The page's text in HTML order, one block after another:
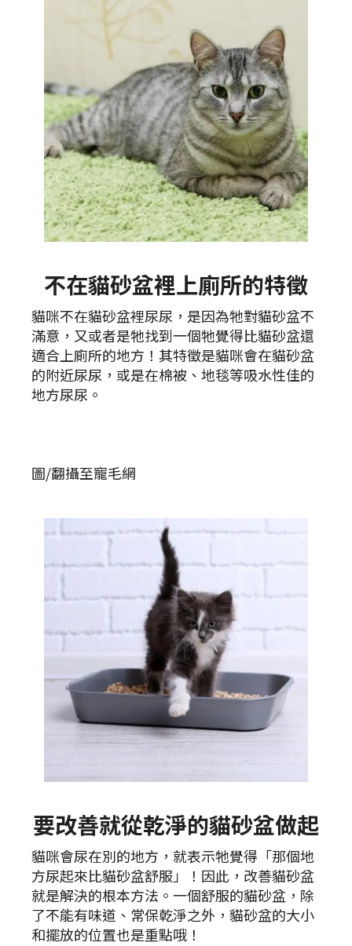
不在貓砂盆裡上廁所的特徵
貓咪不在貓砂盆裡尿尿，是因為牠對貓砂盆不
滿意，又或者是牠找到一個牠覺得比貓砂盆還
適合上廁所的地方！其特徵是貓咪會在貓砂盆
的附近尿尿，或是在棉被、地毯等吸水性佳的
地方尿尿。
圖/翻攝至寵毛網
要改善就從乾淨的貓砂盆做起
貓咪會尿在別的地方，就表示牠覺得「那個地
方尿起來比貓砂盆舒服」！因此，改善貓砂盆
就是解決的根本方法。一個舒服的貓砂盆，除
了不能有味道、常保乾淨之外，貓砂盆的大小
和擺放的位置也是重點哦！